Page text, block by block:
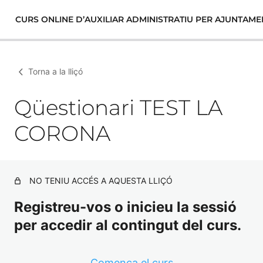
CURS ONLINE D’AUXILIAR ADMINISTRATIU PER
Torna a la lliçó
Qüestionari TEST LA
CORONA
NO TENIU ACCÉS A AQUESTA LLIÇÓ
Registreu-vos o inicieu la sessió
per accedir al contingut del curs.